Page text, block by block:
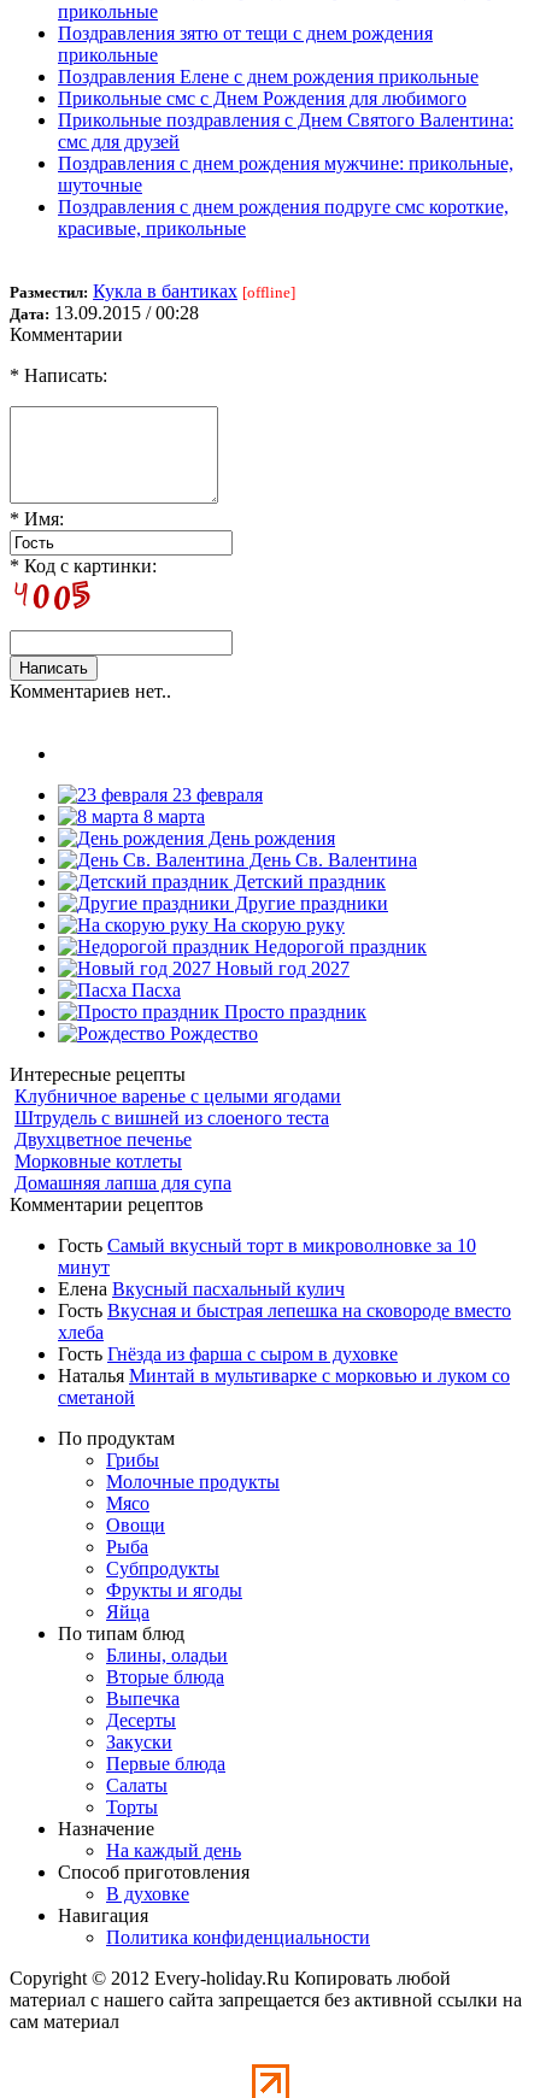
прикольные
Поздравления зятю от тещи с днем рождения
прикольные
Поздравления Елене с днем рождения прикольные
Прикольные смс с Днем Рождения для любимого
Прикольные поздравления с Днем Святого Валентина:
смс для друзей
Поздравления с днем рождения мужчине: прикольные,
шуточные
Поздравления с днем рождения подруге смс короткие,
красивые, прикольные
Разместил: Кукла в бантиках [offline]
Дата: 13.09.2015 / 00:28
Комментарии
* Написать:
* Имя:
* Код с картинки:
Комментариев нет..
23 февраля
8 марта
День рождения
День Св. Валентина
Детский праздник
Другие праздники
На скорую руку
Недорогой праздник
Новый год 2027
Пасха
Просто праздник
Рождество
Интересные рецепты
Клубничное варенье с целыми ягодами
Штрудель с вишней из слоеного теста
Двухцветное печенье
Морковные котлеты
Домашняя лапша для супа
Комментарии рецептов
Гость Самый вкусный торт в микроволновке за 10
минут
Елена Вкусный пасхальный кулич
Гость Вкусная и быстрая лепешка на сковороде вместо
хлеба
Гость Гнёзда из фарша с сыром в духовке
Наталья Минтай в мультиварке с морковью и луком со
сметаной
По продуктам
Грибы
Молочные продукты
Мясо
Овощи
Рыба
Субпродукты
Фрукты и ягоды
Яйца
По типам блюд
Блины, оладьи
Вторые блюда
Выпечка
Десерты
Закуски
Первые блюда
Салаты
Торты
Назначение
На каждый день
Способ приготовления
В духовке
Навигация
Политика конфиденциальности
Copyright © 2012 Every-holiday.Ru Копировать любой
материал с нашего сайта запрещается без активной ссылки на
сам материал